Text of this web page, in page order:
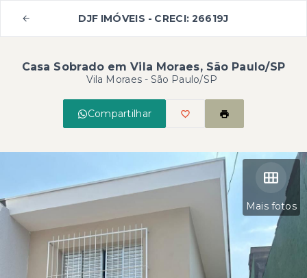
DJF IMÓVEIS - CRECI: 26619J
Casa Sobrado em Vila Moraes, São Paulo/SP
Vila Moraes - São Paulo/SP
Compartilhar
Mais fotos